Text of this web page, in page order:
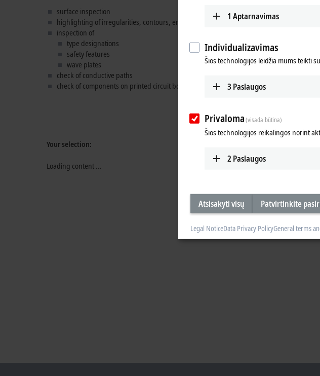
surface inspection
highlighting of irregularities, contours, engravings, edges of and on objects, defects
inspection of
type designations
safety features
wave plates
check of conductive paths
check of components on printed circuit boards
Your selection:
Loading content ...
1 Aptarnavimas
Individualizavimas
Šios technologijos leidžia mums teikti
3 Paslaugos
Privaloma(visada būtina)
Šios technologijos reikalingos norint
2 Paslaugos
Atsisakyti visų Patvirtinkite
Legal NoticeData Privacy PolicyGeneral terms